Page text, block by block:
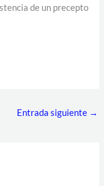
de un precepto
Entrada siguiente →